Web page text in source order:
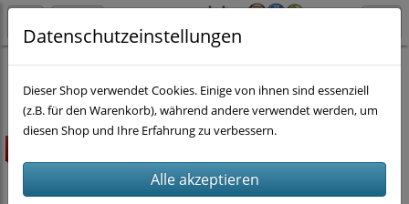
Pferd Pflegemittel Pferd Fell & Haut
Datenschutzeinstellungen
Dieser Shop verwendet Cookies. Einige von ihnen sind essenziell
(z.B. für den Warenkorb), während andere verwendet werden, um
diesen Shop und Ihre Erfahrung zu verbessern.